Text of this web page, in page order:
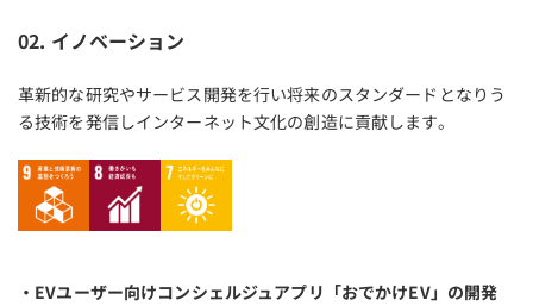
02. イノベーション
革新的な研究やサービス開発を行い将来のスタンダードとなりう
る技術を発信しインターネット文化の創造に貢献します。
・EVユーザー向けコンシェルジュアプリ「おでかけEV」の開発